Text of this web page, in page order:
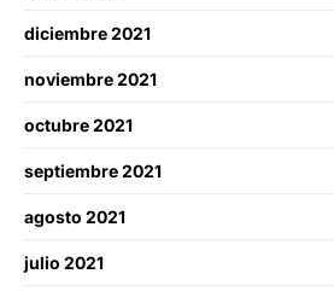
diciembre 2021
noviembre 2021
octubre 2021
septiembre 2021
agosto 2021
julio 2021